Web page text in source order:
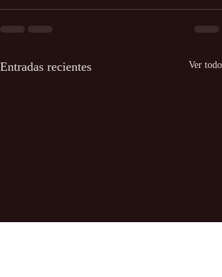
Entradas recientes Ver todo